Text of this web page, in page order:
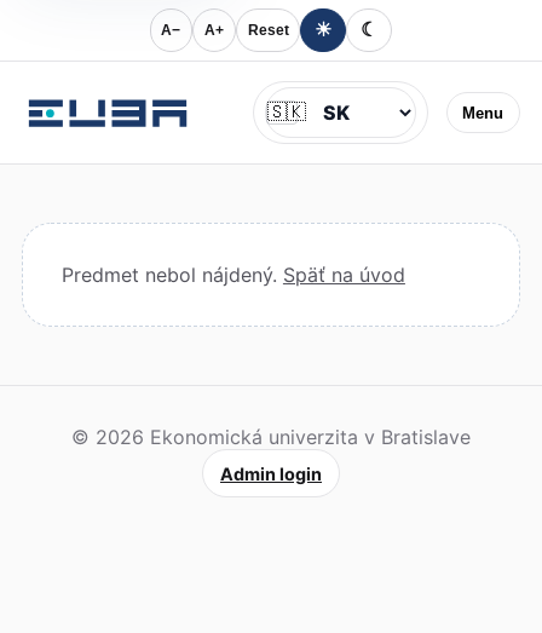
A− A+ Reset ☀ ☾
Menu
Jazyk
🇸🇰
Predmet nebol nájdený. Späť na úvod
© 2026 Ekonomická univerzita v Bratislave
Admin login